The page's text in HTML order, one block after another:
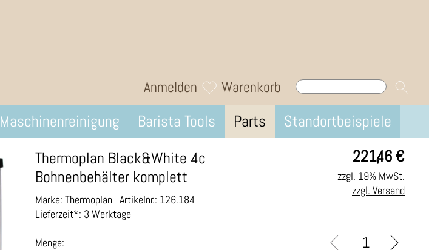
Anmelden Warenkorb
Maschinenreinigung Barista Tools Parts Standortbeispiele
221,46 €
Thermoplan Black&White 4c
Bohnenbehälter komplett
Marke: Thermoplan Artikelnr.: 126.184
Lieferzeit*: 3 Werktage
zzgl. 19% MwSt.
zzgl. Versand
Menge: